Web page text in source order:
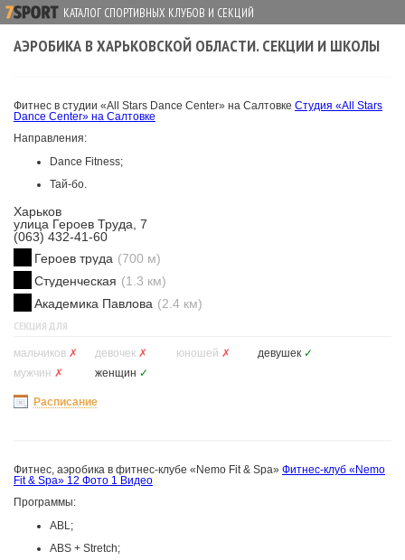
КАТАЛОГ СПОРТИВНЫХ КЛУБОВ И СЕКЦИЙ
АЭРОБИКА В ХАРЬКОВСКОЙ ОБЛАСТИ. СЕКЦИИ И ШКОЛЫ
Фитнес в студии «All Stars Dance Center» на Салтовке Cтудия «All Stars
Dance Center» на Салтовке
Направления:
Dance Fitness;
Тай-бо.
Харьков
улица Героев Труда, 7
(063) 432-41-60
Героев труда (700 м)
Студенческая (1.3 км)
Академика Павлова (2.4 км)
СЕКЦИЯ ДЛЯ
мальчиков ✗ девочек ✗ юношей ✗ девушек ✓
мужчин ✗ женщин ✓
Расписание
Фитнес, аэробика в фитнес-клубе «Nemo Fit & Spa» Фитнес-клуб «Nemo
Fit & Spa» 12 Фото 1 Видео
Программы:
ABL;
ABS + Stretch;